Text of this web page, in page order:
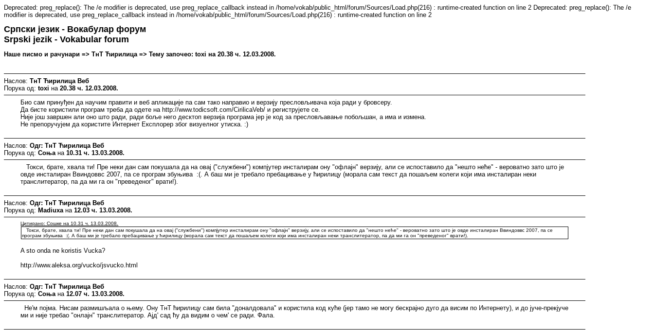
Deprecated: preg_replace(): The /e modifier is deprecated, use preg_replace_callback instead in /home/vokab/public_html/forum/Sources/Load.php(216) : runtime-created function on line 2 Deprecated: preg_replace(): The /e
modifier is deprecated, use preg_replace_callback instead in /home/vokab/public_html/forum/Sources/Load.php(216) : runtime-created function on line 2
Српски језик - Вокабулар форум
Srpski jezik - Vokabular forum
Наше писмо и рачунари => ТнТ Ћирилица => Тему започео: toxi на 20.38 ч. 12.03.2008.
Наслов: ТнТ Ћирилица Веб
Порука од: toxi на 20.38 ч. 12.03.2008.
Био сам принуђен да научим правити и веб апликације па сам тако направио и верзију пресловљивача која ради у бровсеру.
Да бисте користили програм треба да одете на http://www.todicsoft.com/CirilicaVeb/ и региструјете се.
Није још завршен али оно што ради, ради боље него десктоп верзија програма јер је код за пресловљавање побољшан, а има и измена.
Не препоручујем да користите Интернет Експлорер због визуелног утиска. :)
Наслов: Одг: ТнТ Ћирилица Веб
Порука од: Соња на 10.31 ч. 13.03.2008.
Токси, брате, хвала ти! Пре неки дан сам покушала да на овај ("службени") компјутер инсталирам ону "офлајн" верзију, али се испоставило да "нешто неће" - вероватно зато што је
овде инсталиран Ввиндоввс 2007, па се програм збуњива :(. А баш ми је требало пребацивање у ћирилицу (морала сам текст да пошаљем колеги који има инсталиран неки
транслитератор, па да ми га он "преведеног" врати!).
Наслов: Одг: ТнТ Ћирилица Веб
Порука од: Madiuxa на 12.03 ч. 13.03.2008.
Цитирано: Сошке на 10.31 ч. 13.03.2008.
Токси, брате, хвала ти! Пре неки дан сам покушала да на овај ("службени") компјутер инсталирам ону "офлајн" верзију, али се испоставило да "нешто неће" - вероватно зато што је овде инсталиран Ввиндоввс 2007, па се
програм збуњива :(. А баш ми је требало пребацивање у ћирилицу (морала сам текст да пошаљем колеги који има инсталиран неки транслитератор, па да ми га он "преведеног" врати!).
A sto onda ne koristis Vucka?
http://www.aleksa.org/vucko/jsvucko.html
Наслов: Одг: ТнТ Ћирилица Веб
Порука од: Соња на 12.07 ч. 13.03.2008.
Не'м појма. Нисам размишљала о њему. Ону ТнТ ћирилицу сам била "доналдовала" и користила код куће (јер тамо не могу бескрајно дуго да висим по Интернету), и до јуче-прекјуче
ми и није требао "онлајн" транслитератор. Ајд' сад ћу да видим о чем' се ради. Фала.